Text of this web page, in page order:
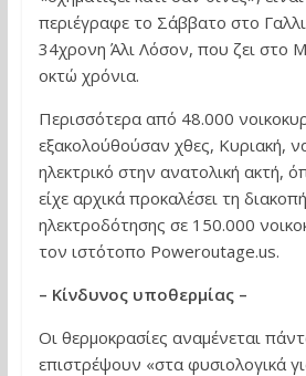
περιέγραφε το Σάββατο στο
34χρονη Άλι Λόσον, που ζει στο
οκτώ χρόνια.
Περισσότερα από 48.000
εξακολούθούσαν χθες, Κυριακή,
ηλεκτρικό στην ανατολική ακτή,
είχε αρχικά προκαλέσει τη
ηλεκτροδότησης σε 150.000
τον ιστότοπο Poweroutage.us.
– Κίνδυνος υποθερμίας –
Οι θερμοκρασίες αναμένεται
επιστρέψουν «στα φυσιολογικά